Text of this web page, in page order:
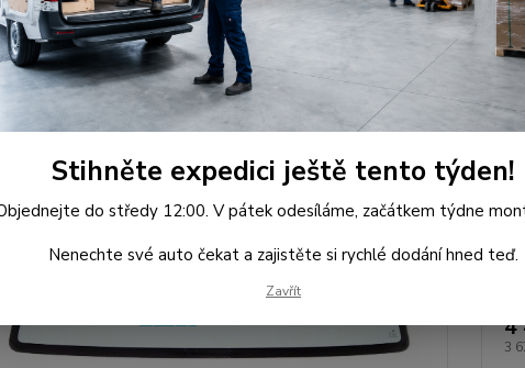
Peugeot Čelní Sklo - PEUGEOT 308 (r.2007-)
Sklo - PEUGEOT 308 (r.2007-)
4
3
Stihněte expedici ještě tento týden!
do středy 12:00. V pátek odesíláme, začátkem týdne
Nenechte své auto čekat a zajistěte si rychlé dodání hned teď.
Zavřít